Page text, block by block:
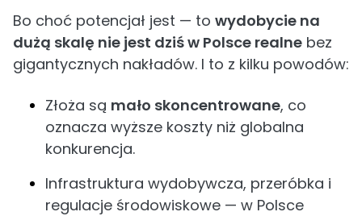
Bo choć potencjał jest — to wydobycie na
dużą skalę nie jest dziś w Polsce realne bez
gigantycznych nakładów. I to z kilku powodów:
Złoża są mało skoncentrowane, co
oznacza wyższe koszty niż globalna
konkurencja.
Infrastruktura wydobywcza, przeróbka i
regulacje środowiskowe — w Polsce